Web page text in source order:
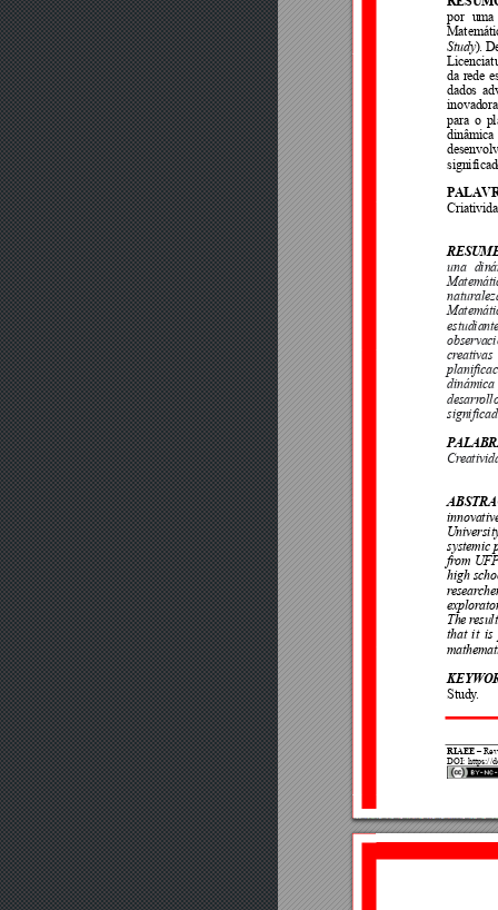
RIAEE –
DOI: https://
por uma
Study).
da rede
dados
para o
dinâmica
una
creativas
dinámica
desarr
Cr
systemic
from
high
resear
The r
that it is
Study.